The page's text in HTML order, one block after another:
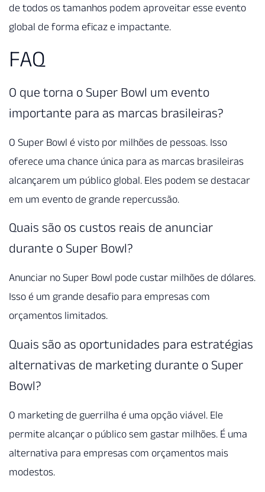
de todos os tamanhos podem aproveitar esse evento
global de forma eficaz e impactante.
FAQ
O que torna o Super Bowl um evento
importante para as marcas brasileiras?
O Super Bowl é visto por milhões de pessoas. Isso
oferece uma chance única para as marcas brasileiras
alcançarem um público global. Eles podem se destacar
em um evento de grande repercussão.
Quais são os custos reais de anunciar
durante o Super Bowl?
Anunciar no Super Bowl pode custar milhões de dólares.
Isso é um grande desafio para empresas com
orçamentos limitados.
Quais são as oportunidades para estratégias
alternativas de marketing durante o Super
Bowl?
O marketing de guerrilha é uma opção viável. Ele
permite alcançar o público sem gastar milhões. É uma
alternativa para empresas com orçamentos mais
modestos.